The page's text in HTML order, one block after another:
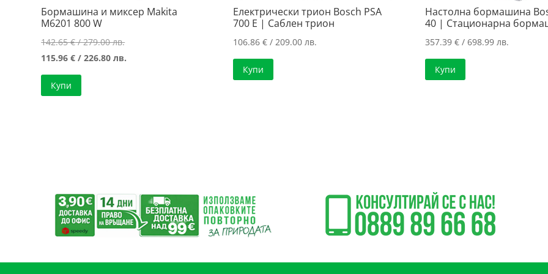
Бормашина и миксер Makita
M6201 800 W
142.65€/ 279.00 лв.Original
price
115.96€ / 226.80 лв.
Купи
Електрически трион Bosch PSA
700 E | Саблен трион
106.86€ / 209.00 лв.
Купи
Настолна бормашина
40 | Стационарна
357.39 €/ 698.99 лв.
Купи